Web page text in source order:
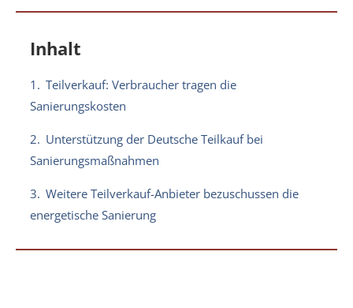
Inhalt
1. Teilverkauf: Verbraucher tragen die
Sanierungskosten
2. Unterstützung der Deutsche Teilkauf bei
Sanierungsmaßnahmen
3. Weitere Teilverkauf-Anbieter bezuschussen die
energetische Sanierung